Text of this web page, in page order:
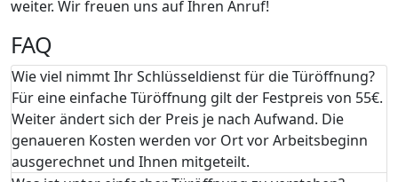
weiter. Wir freuen uns auf Ihren Anruf!
FAQ
Wie viel nimmt Ihr Schlüsseldienst für die Türöffnung?
Für eine einfache Türöffnung gilt der Festpreis von 55€.
Weiter ändert sich der Preis je nach Aufwand. Die
genaueren Kosten werden vor Ort vor Arbeitsbeginn
ausgerechnet und Ihnen mitgeteilt.